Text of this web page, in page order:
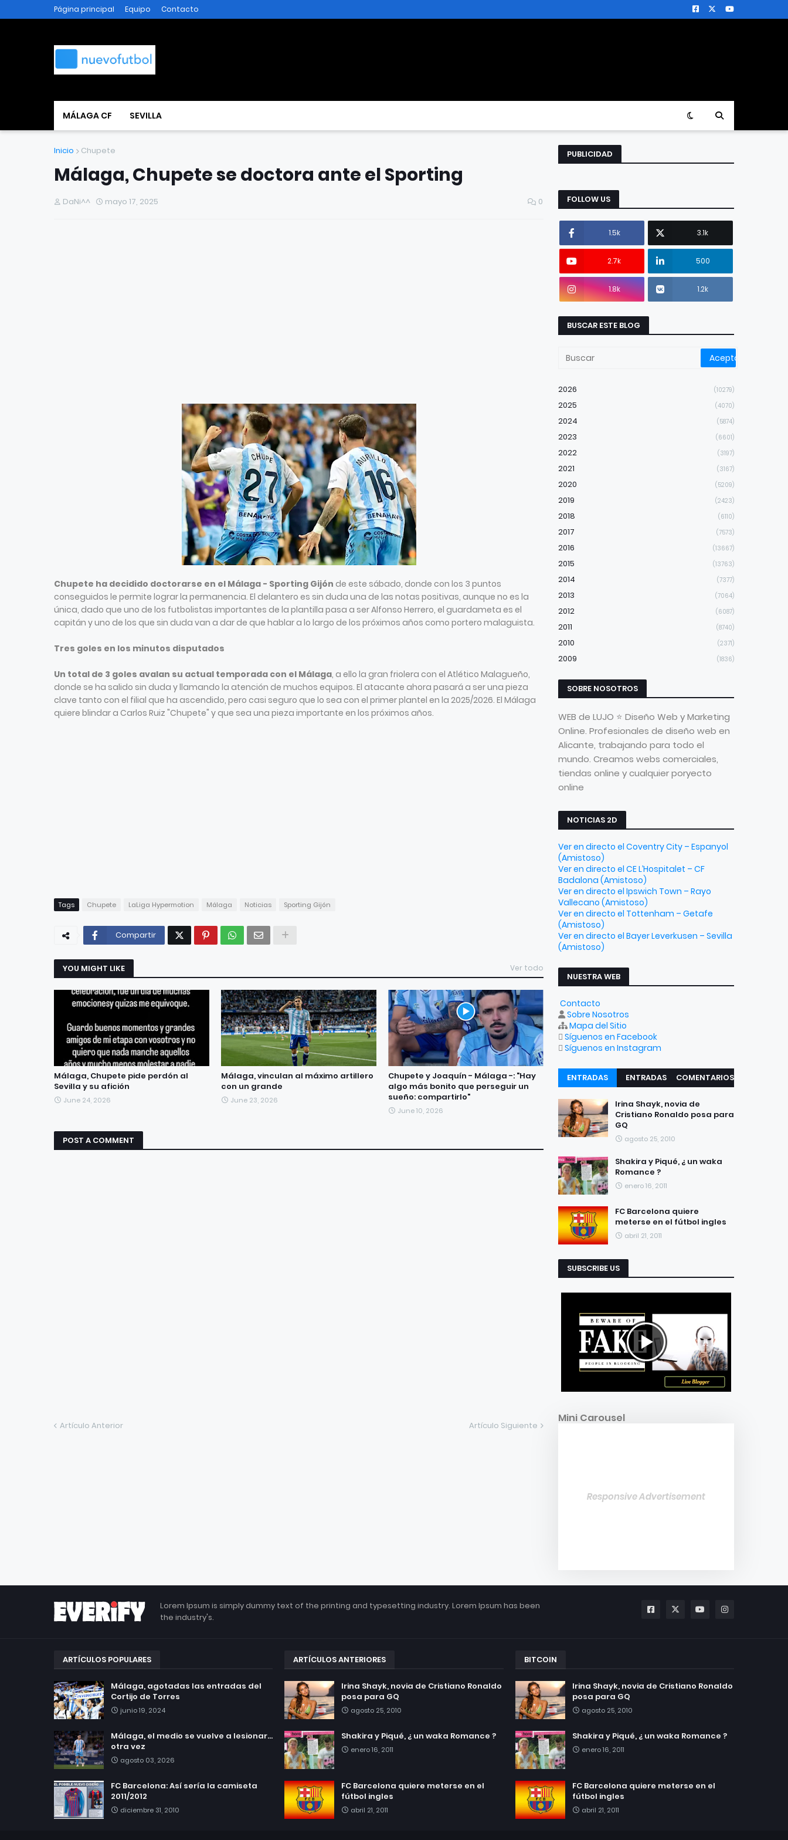
Página principal Equipo Contacto
MÁLAGA CF SEVILLA
Inicio Chupete
Málaga, Chupete se doctora ante el Sporting
DaNi^^ mayo 17, 2025 0
Chupete ha decidido doctorarse en el Málaga - Sporting Gijón de este sábado, donde con los 3 puntos
conseguidos le permite lograr la permanencia. El delantero es sin duda una de las notas positivas, aunque no es la
única, dado que uno de los futbolistas importantes de la plantilla pasa a ser Alfonso Herrero, el guardameta es el
capitán y uno de los que sin duda van a dar de que hablar a lo largo de los próximos años como portero malaguista.
Tres goles en los minutos disputados
Un total de 3 goles avalan su actual temporada con el Málaga, a ello la gran friolera con el Atlético Malagueño,
donde se ha salido sin duda y llamando la atención de muchos equipos. El atacante ahora pasará a ser una pieza
clave tanto con el filial que ha ascendido, pero casi seguro que lo sea con el primer plantel en la 2025/2026. El Málaga
quiere blindar a Carlos Ruiz "Chupete" y que sea una pieza importante en los próximos años.
Tags Chupete LaLiga Hypermotion Málaga Noticias Sporting Gijón
Compartir
YOU MIGHT LIKE Ver todo
Málaga, Chupete pide perdón al
Sevilla y su afición
June 24, 2026
Málaga, vinculan al máximo artillero
con un grande
June 23, 2026
Chupete y Joaquín - Málaga -: "Hay
algo más bonito que perseguir un
sueño: compartirlo"
June 10, 2026
POST A COMMENT
Artículo Anterior Artículo Siguiente
PUBLICIDAD
FOLLOW US
1.5k 3.1k
2.7k 500
1.8k 1.2k
BUSCAR ESTE BLOG
2026 (10279)
2025 (4070)
2024 (5874)
2023 (6601)
2022 (3197)
2021 (3167)
2020 (5209)
2019 (2423)
2018 (6110)
2017 (7573)
2016 (13667)
2015 (13763)
2014 (7377)
2013 (7064)
2012 (6087)
2011 (8740)
2010 (2371)
2009 (1836)
SOBRE NOSOTROS
WEB de LUJO ⭐ Diseño Web y Marketing
Online. Profesionales de diseño web en
Alicante, trabajando para todo el
mundo. Creamos webs comerciales,
tiendas online y cualquier poryecto
online
NOTICIAS 2D
Ver en directo el Coventry City – Espanyol
(Amistoso)
Ver en directo el CE L’Hospitalet – CF
Badalona (Amistoso)
Ver en directo el Ipswich Town – Rayo
Vallecano (Amistoso)
Ver en directo el Tottenham – Getafe
(Amistoso)
Ver en directo el Bayer Leverkusen – Sevilla
(Amistoso)
NUESTRA WEB
Contacto
Sobre Nosotros
Mapa del Sitio
Síguenos en Facebook
Síguenos en Instagram
ENTRADAS
RECIENTES
ENTRADAS
COMENTARIOS
Irina Shayk, novia de
Cristiano Ronaldo posa para
GQ
agosto 25, 2010
Shakira y Piqué, ¿ un waka
Romance ?
enero 16, 2011
FC Barcelona quiere
meterse en el fútbol ingles
abril 21, 2011
SUBSCRIBE US
Mini Carousel
Responsive Advertisement
Lorem Ipsum is simply dummy text of the printing and typesetting industry. Lorem Ipsum has been
the industry's.
ARTÍCULOS POPULARES
Málaga, agotadas las entradas del
Cortijo de Torres
junio 19, 2024
Málaga, el medio se vuelve a lesionar...
otra vez
agosto 03, 2026
FC Barcelona: Así sería la camiseta
2011/2012
diciembre 31, 2010
ARTÍCULOS ANTERIORES
Irina Shayk, novia de Cristiano Ronaldo
posa para GQ
agosto 25, 2010
Shakira y Piqué, ¿ un waka Romance ?
enero 16, 2011
FC Barcelona quiere meterse en el
fútbol ingles
abril 21, 2011
BITCOIN
Irina Shayk, novia de Cristiano Ronaldo
posa para GQ
agosto 25, 2010
Shakira y Piqué, ¿ un waka Romance ?
enero 16, 2011
FC Barcelona quiere meterse en el
fútbol ingles
abril 21, 2011